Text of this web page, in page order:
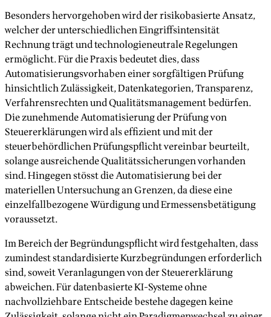
Besonders hervorgehoben wird der risikobasierte Ansatz,
welcher der unterschiedlichen Eingriffsintensität
Rechnung trägt und technologieneutrale Regelungen
ermöglicht. Für die Praxis bedeutet dies, dass
Automatisierungsvorhaben einer sorgfältigen Prüfung
hinsichtlich Zulässigkeit, Datenkategorien, Transparenz,
Verfahrensrechten und Qualitätsmanagement bedürfen.
Die zunehmende Automatisierung der Prüfung von
Steuererklärungen wird als effizient und mit der
steuerbehördlichen Prüfungspflicht vereinbar beurteilt,
solange ausreichende Qualitätssicherungen vorhanden
sind. Hingegen stösst die Automatisierung bei der
materiellen Untersuchung an Grenzen, da diese eine
einzelfallbezogene Würdigung und Ermessensbetätigung
voraussetzt.
Im Bereich der Begründungspflicht wird festgehalten, dass
zumindest standardisierte Kurzbegründungen erforderlich
sind, soweit Veranlagungen von der Steuererklärung
abweichen. Für datenbasierte KI-Systeme ohne
nachvollziehbareEntscheide bestehe dagegen keine